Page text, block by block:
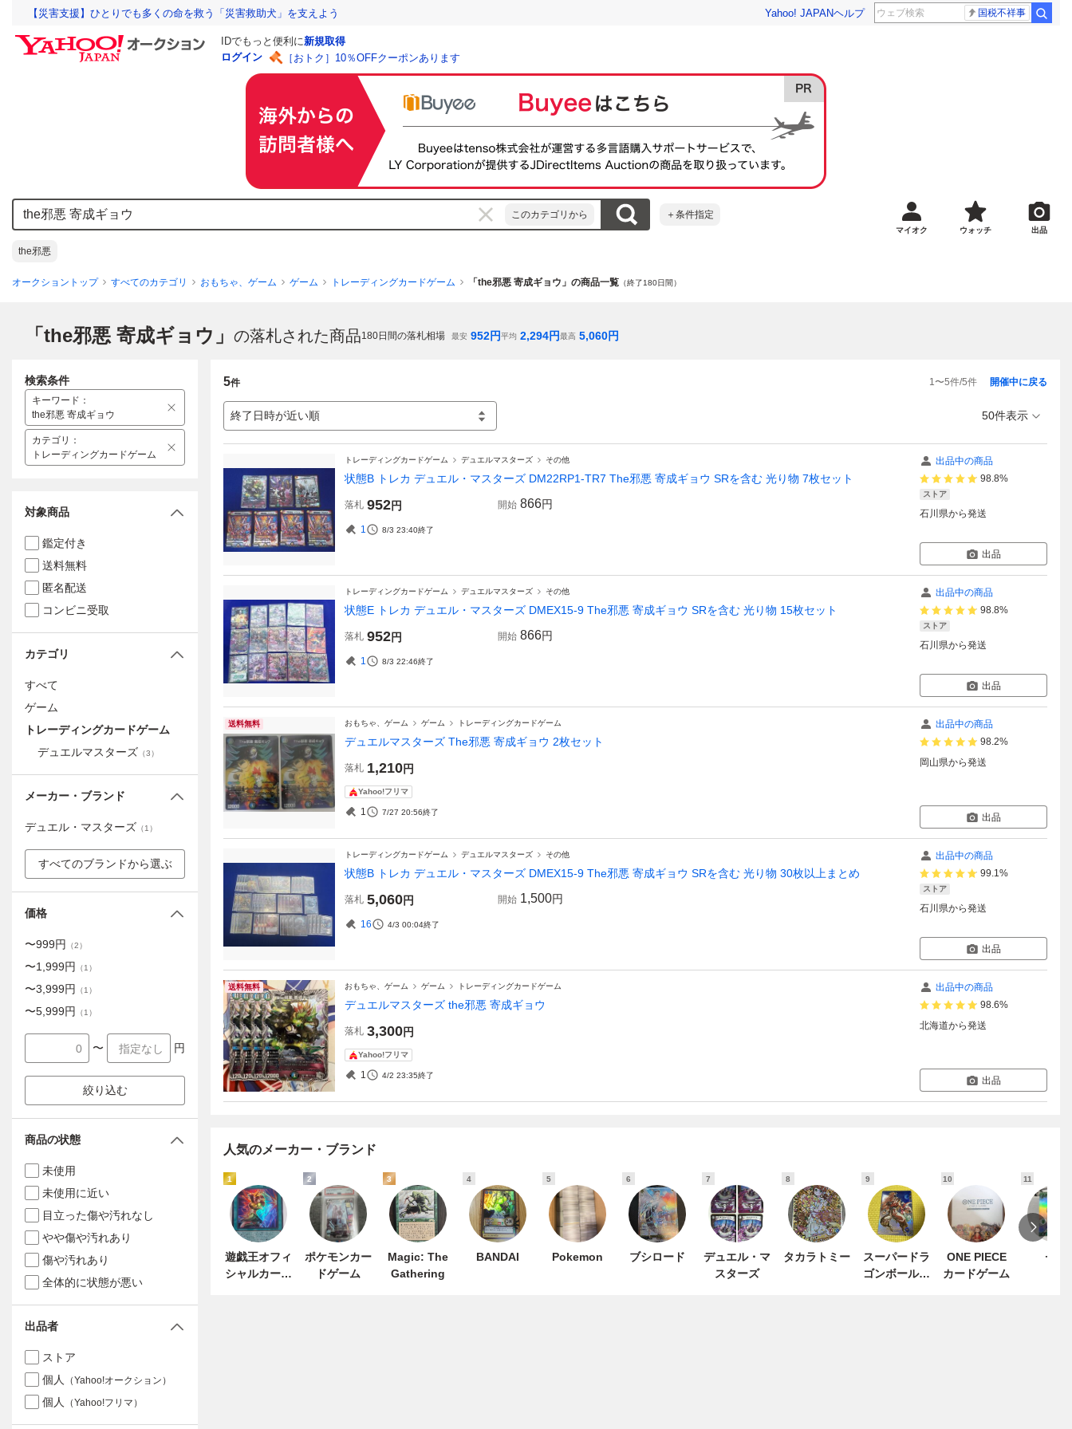
【災害支援】ひとりでも多くの命を救う「災害救助犬」を支えよう Yahoo! JAPANヘルプ 国税不祥事
IDでもっと便利に新規取得
ログイン
［おトク］10％OFFクーポンあります
このカテゴリから ＋条件指定
the邪悪
マイオク ウォッチ 出品
オークショントップ すべてのカテゴリ おもちゃ、ゲーム ゲーム トレーディングカードゲーム 「the邪悪 寄成ギョウ」の商品一覧 （終了180日間）
「the邪悪 寄成ギョウ」 の落札された商品180日間の落札相場 最安 952円平均 2,294円最高 5,060円
5件 1〜5件/5件
終了日時が近い順
開催中に戻る
50件表示
トレーディングカードゲーム デュエルマスターズ その他
状態B トレカ デュエル・マスターズ DM22RP1-TR7 The邪悪 寄成ギョウ SRを含む 光り物 7枚セット
落札 952円 開始 866円
1 8/3 23:40終了
出品中の商品
98.8%
ストア
石川県から発送
出品
トレーディングカードゲーム デュエルマスターズ その他
状態E トレカ デュエル・マスターズ DMEX15-9 The邪悪 寄成ギョウ SRを含む 光り物 15枚セット
落札 952円 開始 866円
1 8/3 22:46終了
出品中の商品
98.8%
ストア
石川県から発送
出品
送料無料 おもちゃ、ゲーム ゲーム トレーディングカードゲーム
デュエルマスターズ The邪悪 寄成ギョウ 2枚セット
落札 1,210円
Yahoo!フリマ
1 7/27 20:56終了
出品中の商品
98.2%
岡山県から発送
出品
トレーディングカードゲーム デュエルマスターズ その他
状態B トレカ デュエル・マスターズ DMEX15-9 The邪悪 寄成ギョウ SRを含む 光り物 30枚以上まとめ
落札 5,060円 開始 1,500円
16 4/3 00:04終了
出品中の商品
99.1%
ストア
石川県から発送
出品
送料無料 おもちゃ、ゲーム ゲーム トレーディングカードゲーム
デュエルマスターズ the邪悪 寄成ギョウ
落札 3,300円
Yahoo!フリマ
1 4/2 23:35終了
出品中の商品
98.6%
北海道から発送
出品
人気のメーカー・ブランド
1
遊戯王オフィ
シャルカード
2
ポケモンカー
ドゲーム
3
Magic: The
Gathering
4
BANDAI
5
Pokemon
6
ブシロード
7
デュエル・マ
スターズ
8
タカラトミー
9
スーパードラ
ゴンボールヒ
10
ONE PIECE
カードゲーム
11
セガ
検索条件
キーワード ：
the邪悪 寄成ギョウ
カテゴリ ：
トレーディングカードゲーム
対象商品
鑑定付き
送料無料
匿名配送
コンビニ受取
カテゴリ
すべて
ゲーム
トレーディングカードゲーム
デュエルマスターズ （3）
メーカー・ブランド
デュエル・マスターズ （1 ）
すべてのブランドから選ぶ
価格
〜999円 （2）
〜1,999円 （1 ）
〜3,999円 （1 ）
〜5,999円 （1 ）
〜 円
絞り込む
商品の状態
未使用
未使用に近い
目立った傷や汚れなし
やや傷や汚れあり
傷や汚れあり
全体的に状態が悪い
出品者
ストア
個人
（Yahoo!オークション）
個人 （Yahoo!フリマ）